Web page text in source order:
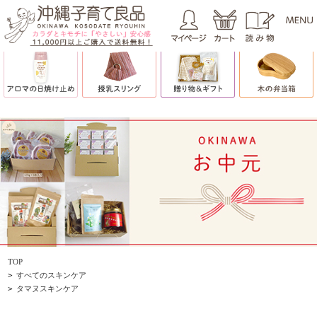
TOP
> すべてのスキンケア
> タマヌスキンケア